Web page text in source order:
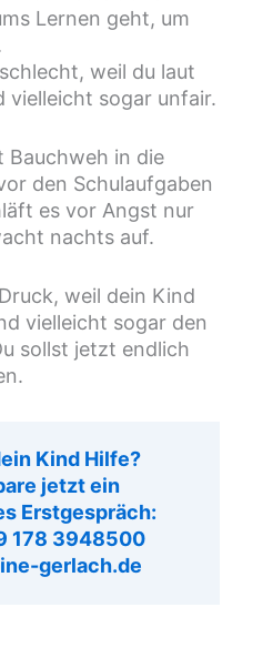
Lernen geht, um
weil du laut
vielleicht sogar unfair.
Bauchweh in die
den Schulaufgaben
es vor Angst nur
nachts auf.
weil dein Kind
vielleicht sogar den
sollst jetzt endlich
Kind Hilfe?
jetzt ein
Erstgespräch:
178 3948500
gerlach.de